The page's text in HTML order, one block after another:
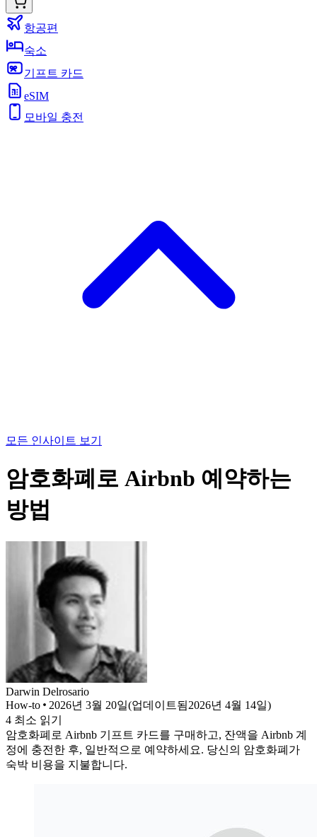
항공편
숙소
기프트 카드
eSIM
모바일 충전
모든 인사이트 보기
암호화폐로 Airbnb 예약하는
방법
Darwin Delrosario
How-to
2026년 3월 20일(업데이트됨2026년 4월 14일)
4 최소 읽기
암호화폐로 Airbnb 기프트 카드를 구매하고, 잔액을 Airbnb 계
정에 충전한 후, 일반적으로 예약하세요. 당신의 암호화폐가
숙박 비용을 지불합니다.